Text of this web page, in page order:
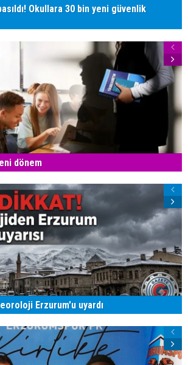
Okullara 30 bin yeni güvenlik
dönem
Erzurum'u uyardı